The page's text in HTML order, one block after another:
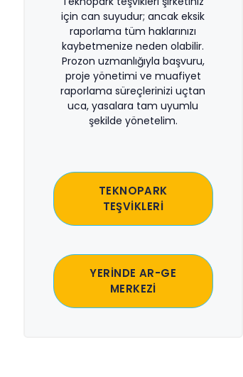
için can suyudur; ancak eksik
raporlama tüm haklarınızı
kaybetmenize neden olabilir.
Prozon uzmanlığıyla başvuru,
proje yönetimi ve muafiyet
raporlama süreçlerinizi uçtan
uca, yasalara tam uyumlu
şekilde yönetelim.
TEKNOPARK
TEŞVİKLERİ
YERİNDE AR-GE
MERKEZİ